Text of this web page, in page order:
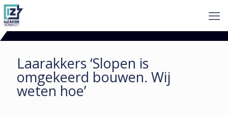
Laarakkers ‘Slopen is
omgekeerd bouwen. Wij
weten hoe’